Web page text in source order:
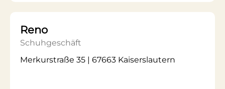
Reno
Schuhgeschäft
Merkurstraße 35 | 67663 Kaiserslautern